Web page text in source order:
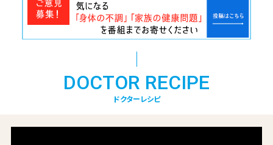
DOCTOR RECIPE
ドクターレシピ